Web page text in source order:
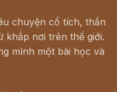
chuyện cổ tích, thần
khắp nơi trên thế giới.
mình một bài học và